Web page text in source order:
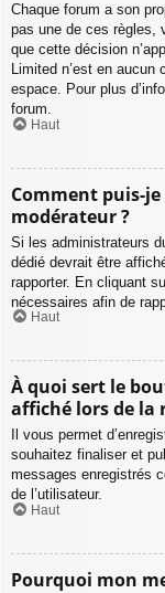
Chaque forum a son
pas une de ces règles,
que cette décision
Limited n’est en
espace. Pour plus
forum.
Haut
Comment puis-
modérateur ?
Si les administrateurs
dédié devrait être
rapporter. En cliquant
nécessaires afin de
Haut
À quoi sert le
affiché lors de la
Il vous permet
souhaitez finaliser et
messages enregistrés
de l’utilisateur.
Haut
Pourquoi mon